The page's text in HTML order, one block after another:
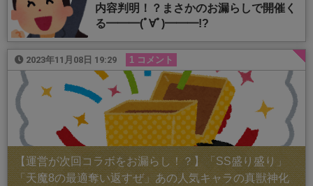
内容判明！？まさかのお漏らしで開催く
る━━━(ﾟ∀ﾟ)━━━!?
2023年11月08日 19:29 1 コメント
【運営が次回コラボをお漏らし！？】「SS盛り盛り」
「天魔8の最適奪い返すぜ」あの人気キャラの真獣神化